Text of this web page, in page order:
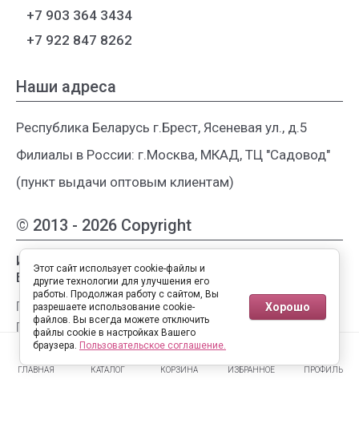
© 2013 - 2026 Copyright
Интернет-магазин женской одежды из
Белоруссии
Публичная оферта
Пользовательское соглашение
Политика конфиденциальности
+7 903 364 3434
+7 922 847 8262
Наши адреса
Республика Беларусь г.Брест, Ясеневая ул., д.5
Филиалы в России: г.Москва, МКАД, ТЦ "Садовод"
(пункт выдачи оптовым клиентам)
Этот сайт использует cookie-файлы и
другие технологии для улучшения его
работы. Продолжая работу с сайтом, Вы
разрешаете использование cookie-
файлов. Вы всегда можете отключить
файлы cookie в настройках Вашего
браузера. Пользовательское соглашение.
Хорошо
ГЛАВНАЯ КАТАЛОГ
0
КОРЗИНА ИЗБРАННОЕ ПРОФИЛЬ